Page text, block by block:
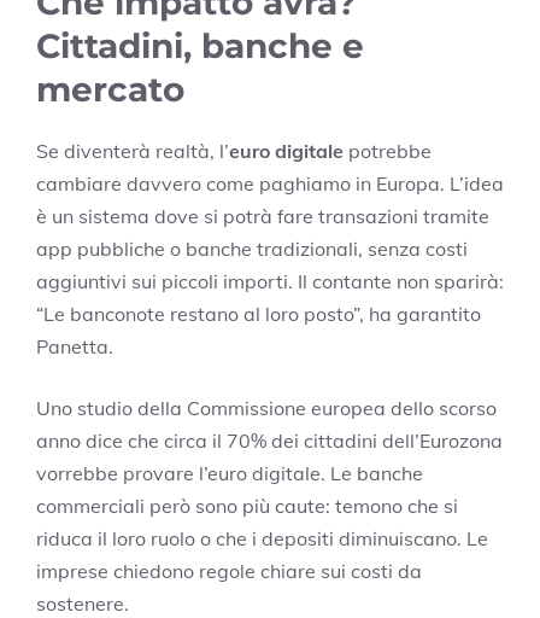
Cittadini, banche e
mercato
Se diventerà realtà, l’euro digitale potrebbe
cambiare davvero come paghiamo in Europa. L’idea
è un sistema dove si potrà fare transazioni tramite
app pubbliche o banche tradizionali, senza costi
aggiuntivi sui piccoli importi. Il contante non sparirà:
“Le banconote restano al loro posto”, ha garantito
Panetta.
Uno studio della Commissione europea dello scorso
anno dice che circa il 70% dei cittadini dell’Eurozona
vorrebbe provare l’euro digitale. Le banche
commerciali però sono più caute: temono che si
riduca il loro ruolo o che i depositi diminuiscano. Le
imprese chiedono regole chiare sui costi da
sostenere.